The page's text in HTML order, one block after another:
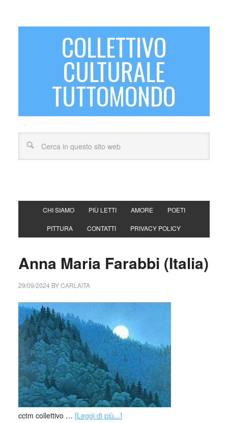
COLLETTIVO
CULTURALE
TUTTOMONDO
CHI SIAMO PIÙ LETTI AMORE POETI
PITTURA CONTATTI PRIVACY POLICY
Anna Maria Farabbi (Italia)
29/09/2024 BYCARLAITA
cctm collettivo … [Leggi di più...]